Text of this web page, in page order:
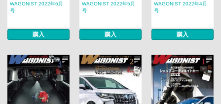
WAGONIST 2022年6月
号
購入
WAGONIST 2022年5月
号
購入
WAGONIST 2022年4月
号
購入